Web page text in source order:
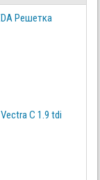
Решетка
C 1.9 tdi